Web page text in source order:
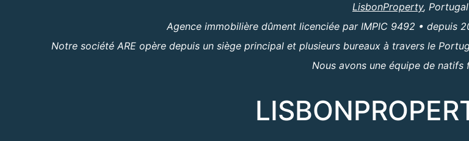
LisbonProperty, Portugal
Agence immobilière dûment licenciée par IMPIC 9492 • depuis
Notre société ARE opère depuis un siège principal et plusieurs bureaux à travers le
Nous avons une équipe de natifs